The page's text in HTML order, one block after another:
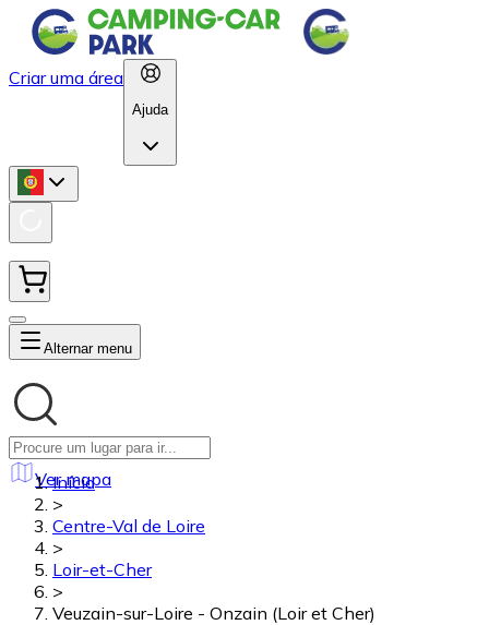
Criar uma área
Ajuda
Alternar menu
Ver mapa
Início
>
Centre-Val de Loire
>
Loir-et-Cher
>
Veuzain-sur-Loire - Onzain (Loir et Cher)